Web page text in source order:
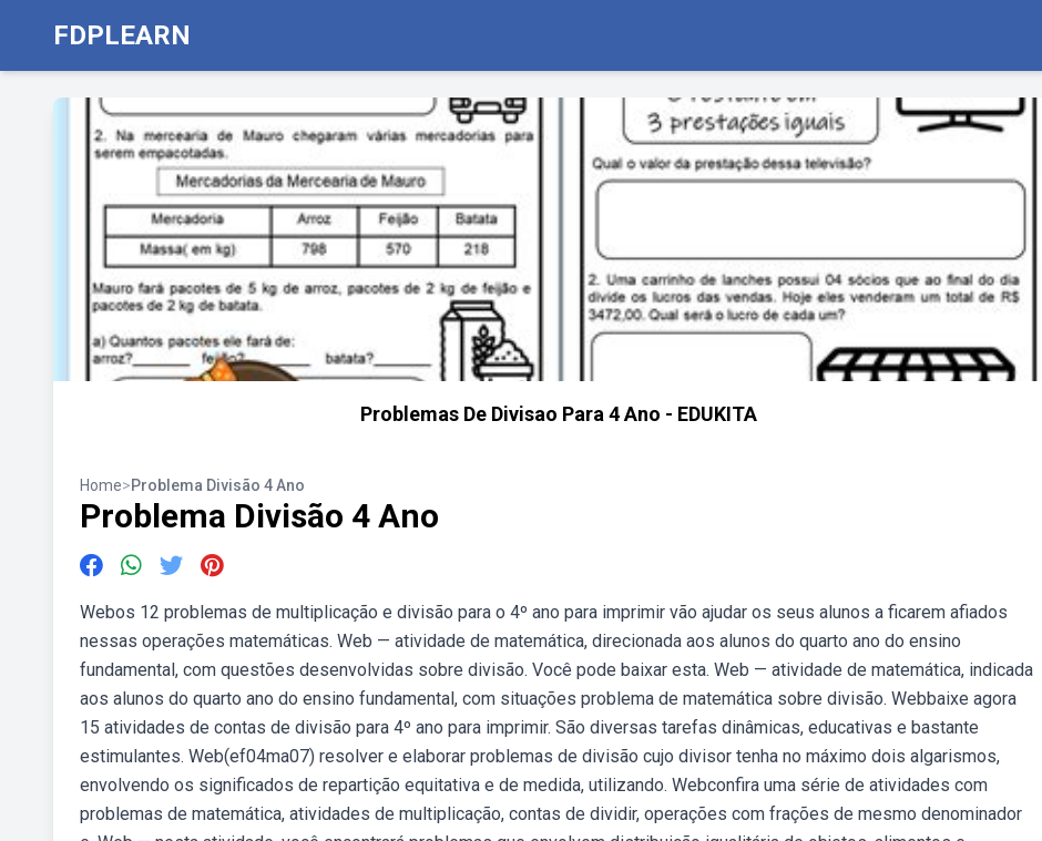
FDPLEARN
Problemas De Divisao Para 4 Ano - EDUKITA
Home>Problema Divisão 4 Ano
Problema Divisão 4 Ano
Webos 12 problemas de multiplicação e divisão para o 4º ano para imprimir vão ajudar os seus alunos a ficarem afiados
nessas operações matemáticas. Web — atividade de matemática, direcionada aos alunos do quarto ano do ensino
fundamental, com questões desenvolvidas sobre divisão. Você pode baixar esta. Web — atividade de matemática, indicada
aos alunos do quarto ano do ensino fundamental, com situações problema de matemática sobre divisão. Webbaixe agora
15 atividades de contas de divisão para 4º ano para imprimir. São diversas tarefas dinâmicas, educativas e bastante
estimulantes. Web(ef04ma07) resolver e elaborar problemas de divisão cujo divisor tenha no máximo dois algarismos,
envolvendo os significados de repartição equitativa e de medida, utilizando. Webconfira uma série de atividades com
problemas de matemática, atividades de multiplicação, contas de dividir, operações com frações de mesmo denominador